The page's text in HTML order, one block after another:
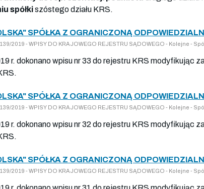
spółkiszóstego działu KRS.
SPÓŁKA Z OGRANICZONĄ
2019 - WPISY DO KRAJOWEGO REJESTRU SĄDOWEGO - Kolejne -
r. dokonano wpisu nr 33 do rejestru KRS modyfikując
SPÓŁKA Z OGRANICZONĄ
2019 - WPISY DO KRAJOWEGO REJESTRU SĄDOWEGO - Kolejne -
r. dokonano wpisu nr 32 do rejestru KRS modyfikując
SPÓŁKA Z OGRANICZONĄ
2019 - WPISY DO KRAJOWEGO REJESTRU SĄDOWEGO - Kolejne -